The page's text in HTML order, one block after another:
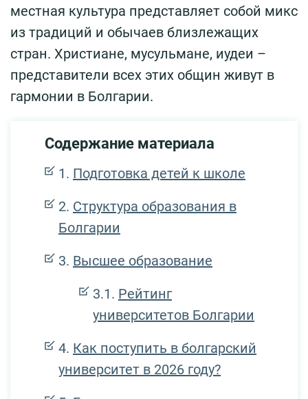
местная культура представляет собой микс
из традиций и обычаев близлежащих
стран. Христиане, мусульмане, иудеи –
представители всех этих общин живут в
гармонии в Болгарии.
Содержание материала
Подготовка детей к школе
Структура образования в
Болгарии
Высшее образование
Рейтинг
университетов Болгарии
Как поступить в болгарский
университет в 2026 году?